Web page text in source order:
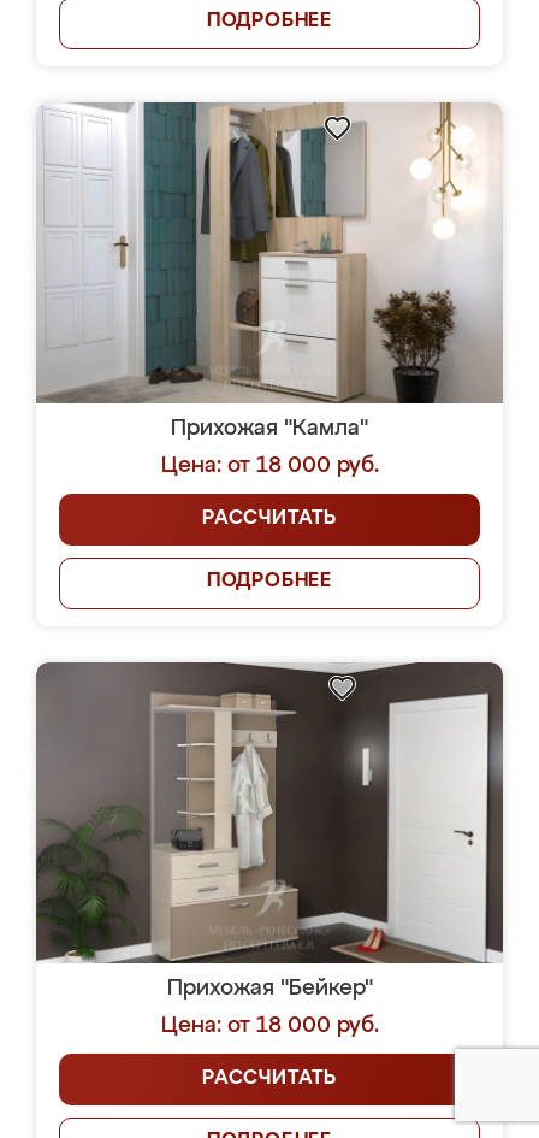
ПОДРОБНЕЕ
Прихожая "Камла"
Цена: от 18 000 руб.
РАССЧИТАТЬ
ПОДРОБНЕЕ
Прихожая "Бейкер"
Цена: от 18 000 руб.
РАССЧИТАТЬ